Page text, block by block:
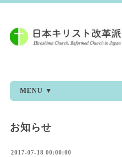
MENU ▼
お知らせ
2017-07-18 00:00:00